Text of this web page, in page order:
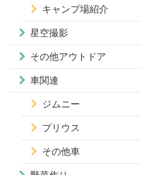
キャンプ場紹介
星空撮影
その他アウトドア
車関連
ジムニー
プリウス
その他車